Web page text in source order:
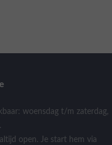
woensdag t/m zaterdag,
open. Je start hem via